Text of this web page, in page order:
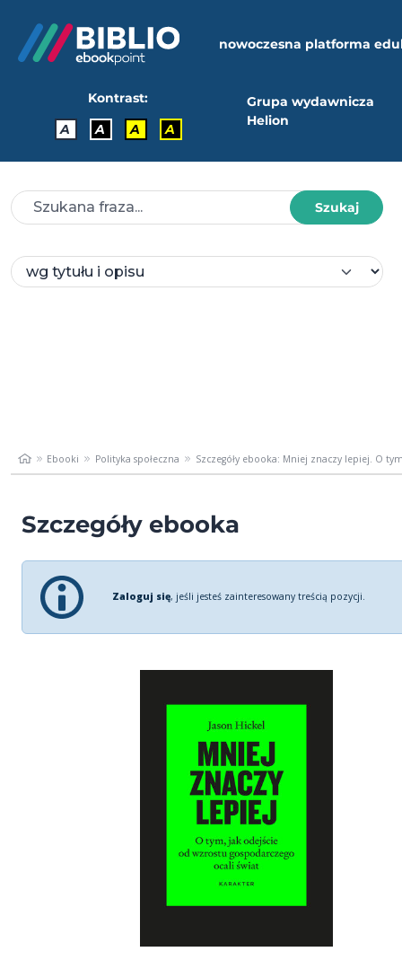
nowoczesna platforma
Kontrast:
A
A A A
Grupa wydawnicza
Helion
Szukaj
Ebooki Polityka społeczna Szczegóły ebooka: Mniej znaczy lepiej. O
Szczegóły ebooka
Zaloguj się, jeśli jesteś zainteresowany treścią pozycji.